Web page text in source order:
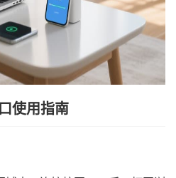
使用指南